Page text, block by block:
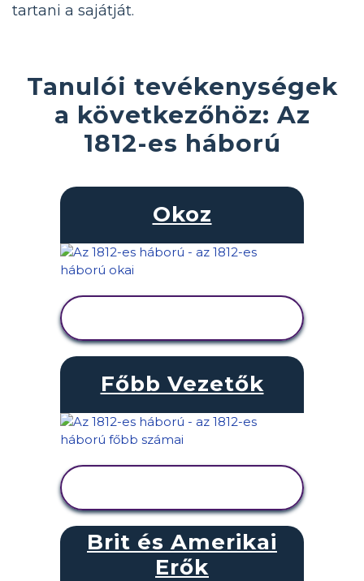
tartani a sajátját.
Tanulói tevékenységek
a következőhöz: Az
1812-es háború
Okoz
Főbb Vezetők
Brit és Amerikai
Erők